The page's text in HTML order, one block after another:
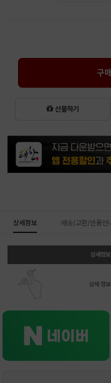
구
선물하기
상세정보 배송/교환/반품안
상세정
상세 정